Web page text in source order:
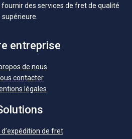
des services de fret de qualité
supérieure.
entreprise
de nous
contacter
légales
d’expédition de fret